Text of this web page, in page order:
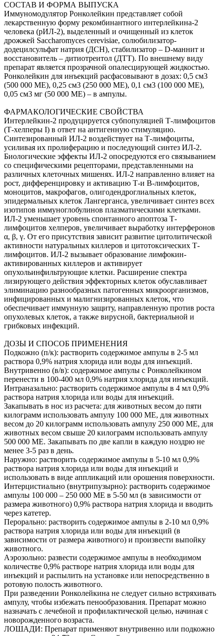
СОСТАВ И ФОРМА ВЫПУСКА
Иммуномодулятор Ронколейкин представляет собой
лекарственную форму рекомбинантного интерлейкина-2
человека (рИЛ-2), выделенный и очищенный из клеток
дрожжей Saccharomyces cerevisiae, солюбилизатор-
додецилсульфат натрия (ДСН), стабилизатор – D-маннит и
восстановитель – дитиотреитол (ДТТ). По внешнему виду
препарат является прозрачной опалесцирующей жидкостью.
Ронколейкин для инъекций расфасовывают в дозах: 0,5 см3
(500 000 МЕ), 0,25 см3 (250 000 МЕ), 0,1 см3 (100 000 МЕ),
0,05 см3 мг (50 000 МЕ) – в ампулы.
ФАРМАКОЛОГИЧЕСКИЕ СВОЙСТВА
Интерлейкин-2 продуцируется субпопуляцией Т-лимфоцитов
(Т-хелперы I) в ответ на антигенную стимуляцию.
Синтезированный ИЛ-2 воздействует на Т-лимфоциты,
усиливая их пролиферацию и последующий синтез ИЛ-2.
Биологические эффекты ИЛ-2 опосредуются его связыванием
со специфическими рецепторами, представленными на
различных клеточных мишенях. ИЛ-2 направленно влияет на
рост, дифференцировку и активацию Т-и В-лимфоцитов,
моноцитов, макрофагов, олигодендроглиальных клеток,
эпидермальных клеток Лангерганса, увеличивает синтез всех
изотипов иммуноглобулинов плазматическими клетками.
ИЛ-2 уменьшает уровень спонтанного апоптоза Т-
лимфоцитов хелперов, увеличивает выработку интерферонов
α, β, γ. От его присутствия зависит развитие цитолитической
активности натуральных киллеров и цитотоксических Т-
лимфоцитов. ИЛ-2 вызывает образование лимфокин-
активированных киллеров и активирует
опухольинфильтрующие клетки. Расширение спектра
лизирующего действия эффекторных клеток обуславливает
элиминацию разнообразных патогенных микроорганизмов,
инфицированных и малигнизированных клеток, что
обеспечивает иммунную защиту, направленную против роста
опухолевых клеток, а также вирусной, бактериальной и
грибковых инфекций.
ДОЗЫ И СПОСОБ ПРИМЕНЕНИЯ
Подкожно (п/к): растворить содержимое ампулы в 2-5 мл
раствора 0,9% натрия хлорида или воды для инъекций.
Внутривенно (в/в): содержимое ампулы с Ронколейкином
перенести в 100-400 мл 0,9% натрия хлорида для инъекций.
Интраназально: растворить содержимое ампулы в 4 мл 0,9%
раствора натрия хлорида или воды для инъекций.
Закапывать в нос из расчета: для животных весом до пяти
килограмм использовать ампулу 100 000 МЕ, для животных
весом до 20 килограмм использовать ампулу 250 000 МЕ, для
животных весом свыше 20 килограмм использовать ампулу
500 000 МЕ. Закапывать по две капли в каждую ноздрю не
менее 3-5 раз в день.
Наружно: растворить содержимое ампулы в 5-10 мл 0,9%
раствора натрия хлорида или воды для инъекций и
использовать в виде аппликаций или орошения поверхности.
Интерцистиально (внутрипузырно): растворить содержимое
ампулы 100 000 – 250 000 МЕ в 5-50 мл (в зависимости от
размера животного) 0,9% раствора натрия хлорида и вводить
через катетер.
Перорально: растворить содержимое ампулы в 2-10 мл 0,9%
раствора натрия хлорида или воды для инъекций (в
зависимости от размера животного) и произвести выпойку
животного.
Аэрозольно: развести содержимое ампулы в необходимом
количестве 0,9% растворе натрия хлорида или воды для
инъекций и распылить на установке или непосредственно в
ротовую полость животного.
При разведении Ронколейкина не следует сильно встряхивать
ампулу, чтобы избежать пенообразования. Препарат можно
назначать с лечебной и профилактической целью, начиная с
новорожденного возраста.
ЛОШАДИ: Препарат применяют внутривенно или подкожно